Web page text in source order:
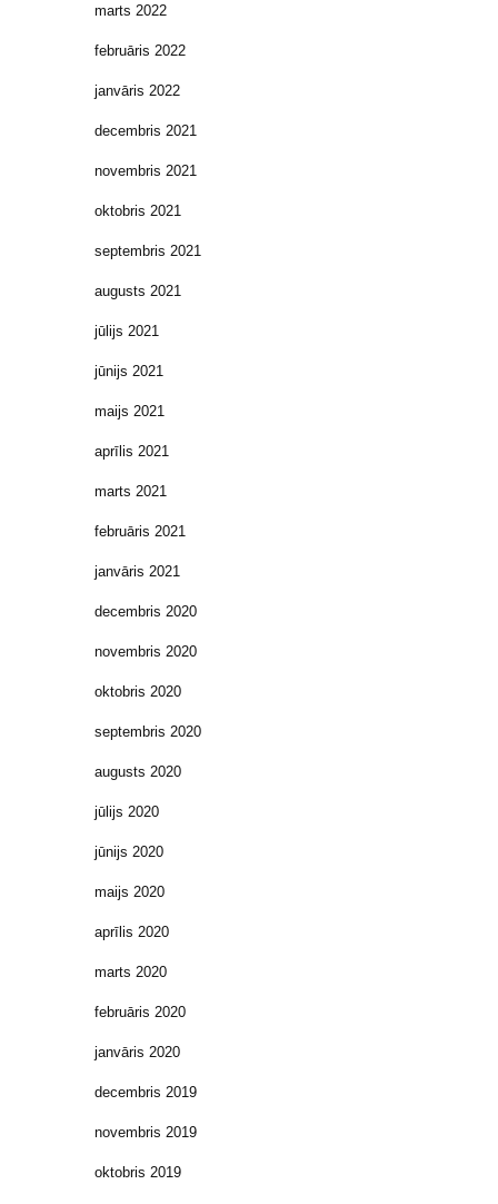
marts 2022
februāris 2022
janvāris 2022
decembris 2021
novembris 2021
oktobris 2021
septembris 2021
augusts 2021
jūlijs 2021
jūnijs 2021
maijs 2021
aprīlis 2021
marts 2021
februāris 2021
janvāris 2021
decembris 2020
novembris 2020
oktobris 2020
septembris 2020
augusts 2020
jūlijs 2020
jūnijs 2020
maijs 2020
aprīlis 2020
marts 2020
februāris 2020
janvāris 2020
decembris 2019
novembris 2019
oktobris 2019